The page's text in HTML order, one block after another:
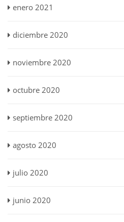
enero 2021
diciembre 2020
noviembre 2020
octubre 2020
septiembre 2020
agosto 2020
julio 2020
junio 2020